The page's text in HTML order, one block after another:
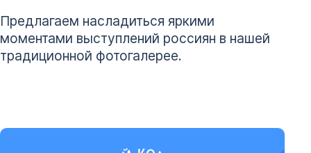
Предлагаем насладиться яркими
моментами выступлений россиян в нашей
традиционной фотогалерее.